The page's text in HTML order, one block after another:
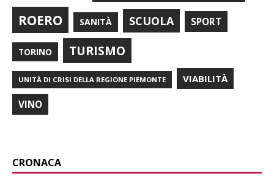
ROERO SANITÀ SCUOLA SPORT
TORINO TURISMO
UNITÀ DI CRISI DELLA REGIONE PIEMONTE VIABILITÀ
VINO
CRONACA